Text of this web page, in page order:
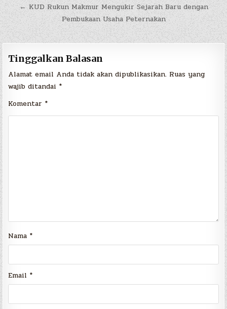
← KUD Rukun Makmur Mengukir Sejarah Baru dengan
Pembukaan Usaha Peternakan
Tinggalkan Balasan
Alamat email Anda tidak akan dipublikasikan. Ruas yang
wajib ditandai *
Komentar *
Nama *
Email *